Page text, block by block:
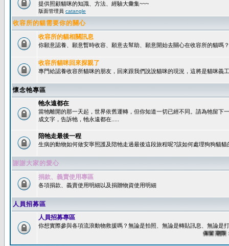
提供照顧貓咪的知識、方法、經驗大彙集~~~
版面管理員 catangle
收容所的貓需要你的關心
收容所的貓相關訊息
你願意認養、願意暫時收容、願意去幫助、願意開始去關心在收容所的貓嗎？
收容所貓咪回來探親了
專門給認養收容所貓咪的朋友，回來跟我們說說貓咪的現況，這將是貓咪義
懷念牠專區
牠永遠都在
當牠離開的那一天起，世界依舊運轉，但你知道一切已經不同。請為牠留下
成文字，告訴牠，牠永遠都在.....
陪牠走最後一程
生病的動物如何做安寧照護及陪牠走過最後這段旅程呢?該如何處理狗狗貓貓
謝謝大家的愛心
捐款、義賣使用專區
各項捐款、義賣使用明細以及捐贈物資使用明細
人員招募區
人員招募專區
你想實際參與各項流浪動物救援嗎？無論是拍照、無論是轉貼訊息、無論是
保留期限：60